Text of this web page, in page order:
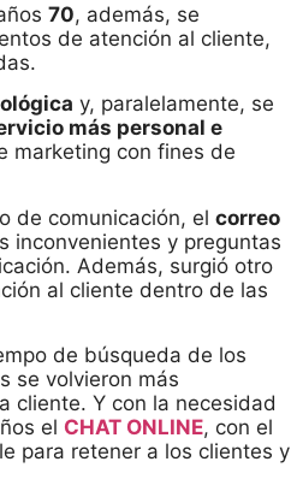
70, además, se
de atención al cliente,
y, paralelamente, se
más personal e
marketing con fines de
de comunicación, el correo
inconvenientes y preguntas
Además, surgió otro
al cliente dentro de las
de búsqueda de los
se volvieron más
cliente. Y con la necesidad
el CHAT ONLINE, con el
para retener a los clientes y